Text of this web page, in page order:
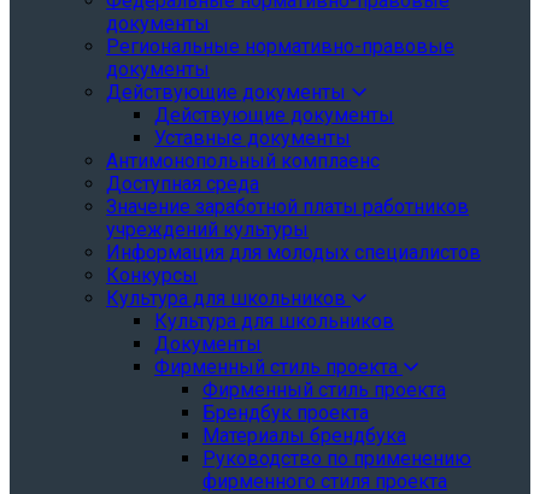
документы
Региональные нормативно-правовые
документы
Действующие документы
Действующие документы
Уставные документы
Антимонопольный комплаенс
Доступная среда
Значение заработной платы работников
учреждений культуры
Информация для молодых специалистов
Конкурсы
Культура для школьников
Культура для школьников
Документы
Фирменный стиль проекта
Фирменный стиль проекта
Брендбук проекта
Материалы брендбука
Руководство по применению
фирменного стиля проекта